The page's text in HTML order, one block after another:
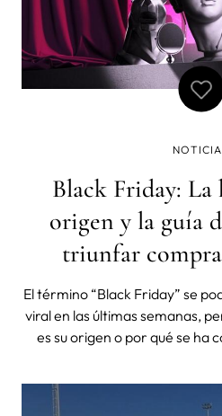
Black Friday: La
origen y la guía
triunfar
El término “Black Friday” se
viral en las últimas semanas,
es su origen o por qué se ha
ciudad de Filadelfia. Hay
es que